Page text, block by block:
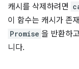
캐시를 삭제하려면
이 함수는 캐시가 존
Promise 을 반환하
니다.